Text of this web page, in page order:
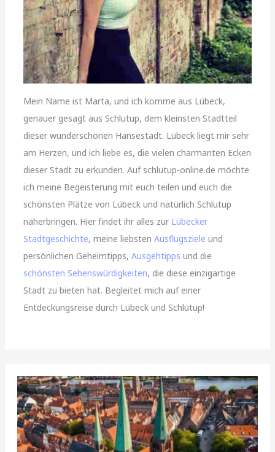
Mein Name ist Marta, und ich komme aus Lübeck,
genauer gesagt aus Schlutup, dem kleinsten Stadtteil
dieser wunderschönen Hansestadt. Lübeck liegt mir sehr
am Herzen, und ich liebe es, die vielen charmanten Ecken
dieser Stadt zu erkunden. Auf schlutup-online.de möchte
ich meine Begeisterung mit euch teilen und euch die
schönsten Plätze von Lübeck und natürlich Schlutup
näherbringen. Hier findet ihr alles zur Lübecker
Stadtgeschichte, meine liebstenAusflugsziele und
persönlichen Geheimtipps,Ausgehtipps und die
schönsten Sehenswürdigkeiten, die diese einzigartige
Stadt zu bieten hat. Begleitet mich auf einer
Entdeckungsreise durch Lübeck und Schlutup!